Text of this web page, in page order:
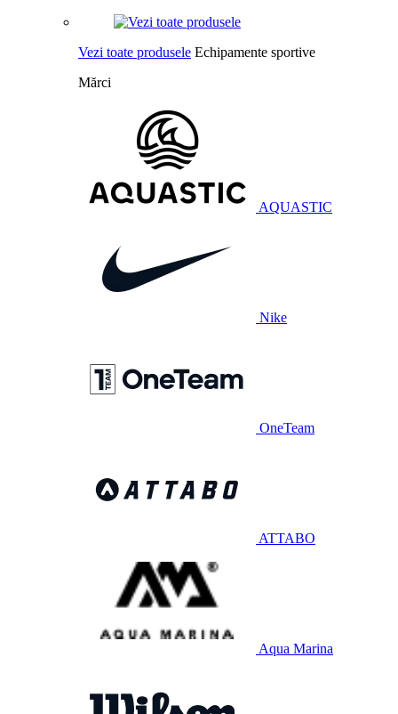
Vezi toate produsele Echipamente sportive
Mărci
AQUASTIC
Nike
OneTeam
ATTABO
Aqua Marina